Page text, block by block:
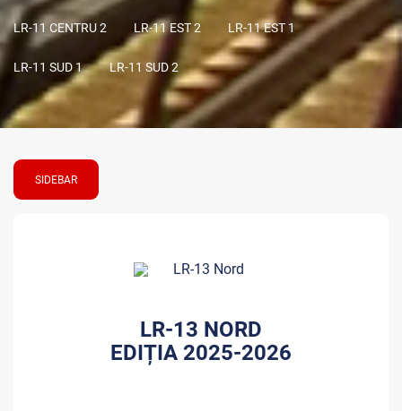
LR-11 CENTRU 2 LR-11 EST 2 LR-11 EST 1
LR-11 SUD 1 LR-11 SUD 2
SIDEBAR
LR-13 NORD
EDIȚIA 2025-2026